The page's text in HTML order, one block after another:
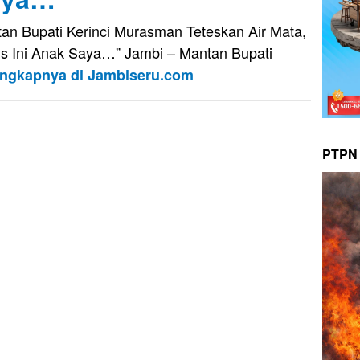
Bupati Kerinci Murasman Teteskan Air Mata,
Ini Anak Saya…” Jambi – Mantan Bupati
di Jambiseru.com